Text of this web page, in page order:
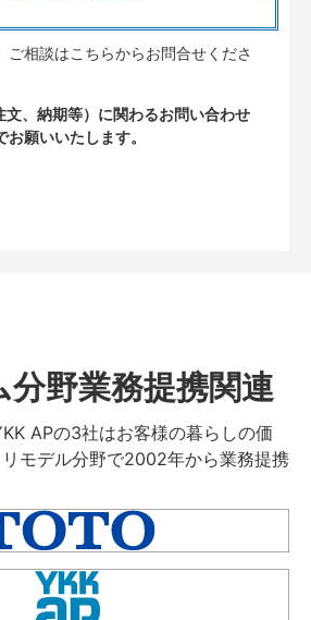
ご相談はこちらからお問合せくださ
、納期等）に関わるお問い合わせ
お願いいたします。
分野業務提携関連
APの3社はお客様の暮らしの価
モデル分野で2002年から業務提携